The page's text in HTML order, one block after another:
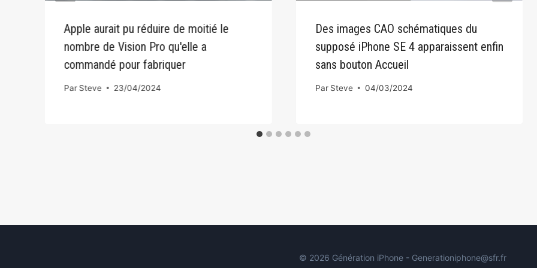
Apple aurait pu réduire de moitié le
nombre de Vision Pro qu'elle a
commandé pour fabriquer
ParSteve 23/04/2024
Des images CAO schématiques du
supposé iPhone SE 4 apparaissent enfin
sans bouton Accueil
Par Steve 04/03/2024
© 2026 Génération iPhone - Generationiphone@sfr.fr